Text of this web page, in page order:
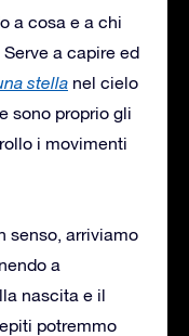
a cosa e a chi
Serve a capire ed
stella nel cielo
sono proprio gli
i movimenti
senso, arriviamo
a
nascita e il
potremmo